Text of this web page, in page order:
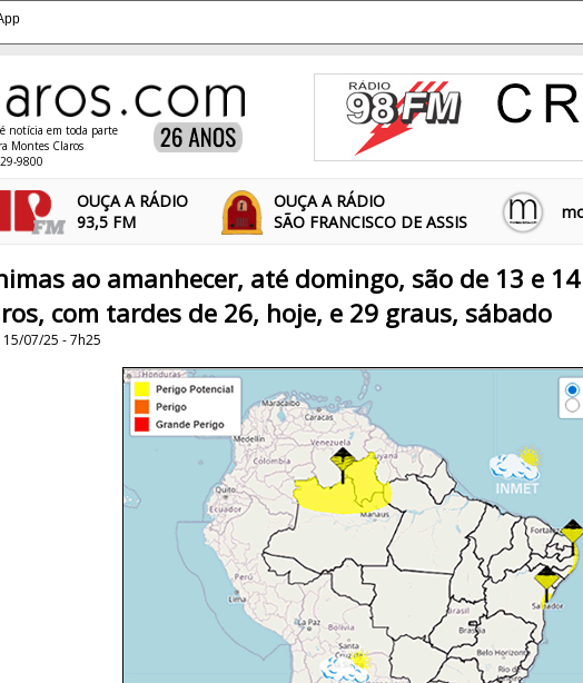
notícia em toda parte
Montes Claros
9800
OUÇA A RÁDIO
93,5 FM
OUÇA A RÁDIO
SÃO FRANCISCO DE ASSIS
ao amanhecer, até domingo, são de 13 e
com tardes de 26, hoje, e 29 graus, sábado
07/25 - 7h25